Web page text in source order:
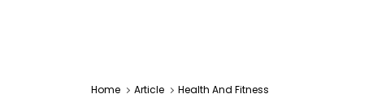
Home Article Health And Fitness